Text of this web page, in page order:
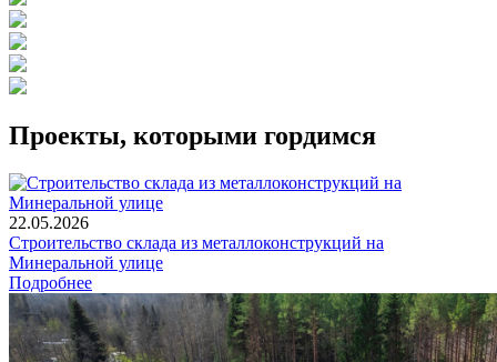
Проекты, которыми гордимся
22.05.2026
Строительство склада из металлоконструкций на
Минеральной улице
Подробнее